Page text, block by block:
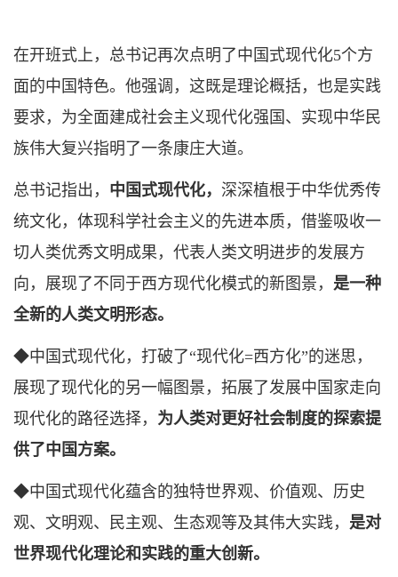
在开班式上，总书记再次点明了中国式现代化5个方
面的中国特色。他强调，这既是理论概括，也是实践
要求，为全面建成社会主义现代化强国、实现中华民
族伟大复兴指明了一条康庄大道。
总书记指出， 中国式现代化， 深深植根于中华优秀传
统文化，体现科学社会主义的先进本质，借鉴吸收一
切人类优秀文明成果，代表人类文明进步的发展方
向，展现了不同于西方现代化模式的新图景， 是一种
全新的人类文明形态。
◆中国式现代化，打破了“现代化=西方化”的迷思，
展现了现代化的另一幅图景，拓展了发展中国家走向
现代化的路径选择， 为人类对更好社会制度的探索提
供了中国方案。
◆中国式现代化蕴含的独特世界观、价值观、历史
观、文明观、民主观、生态观等及其伟大实践， 是对
世界现代化理论和实践的重大创新。